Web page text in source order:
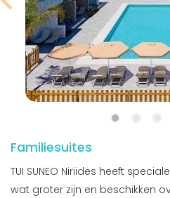
Familiesuites
TUI SUNEO Niriides heeft
wat groter zijn en beschikken